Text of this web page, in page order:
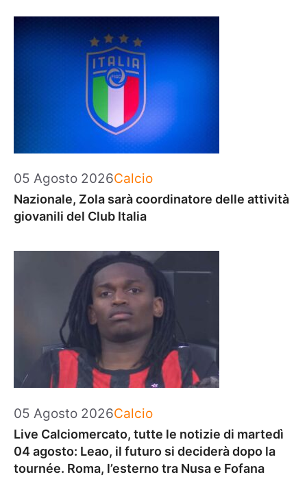
05 Agosto 2026Categorie
Calcio
Nazionale, Zola sarà coordinatore delle attività
giovanili del Club Italia
05 Agosto 2026Categorie
Calcio
Live Calciomercato, tutte le notizie di martedì
04 agosto: Leao, il futuro si deciderà dopo la
tournée. Roma, l’esterno tra Nusa e Fofana